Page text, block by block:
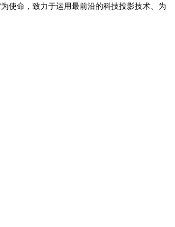
使命，致力于运用最前沿的科技投影技术、为